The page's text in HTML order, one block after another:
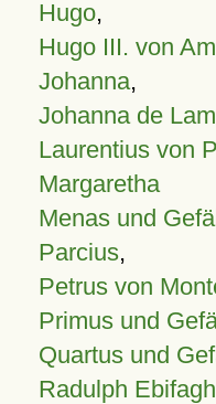
Hugo,
Hugo III. von
Johanna,
Johanna de
Laurentius von
Margaretha
Menas und
Parcius,
Petrus von
Primus und
Quartus und
Radulph Ebifagh